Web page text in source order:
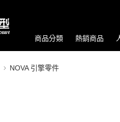
商品分類 熱銷商品
NOVA 引擎零件